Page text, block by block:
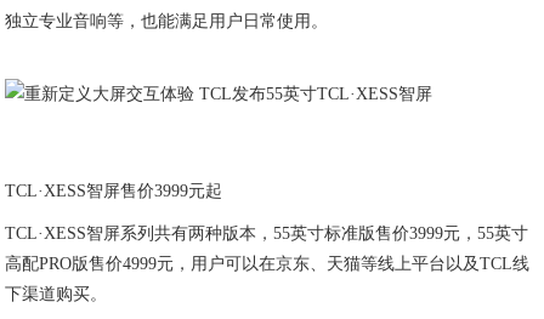
独立专业音响等，也能满足用户日常使用。
TCL·XESS智屏售价3999元起
TCL·XESS智屏系列共有两种版本，55英寸标准版售价3999元，55英寸
高配PRO版售价4999元，用户可以在京东、天猫等线上平台以及TCL线
下渠道购买。